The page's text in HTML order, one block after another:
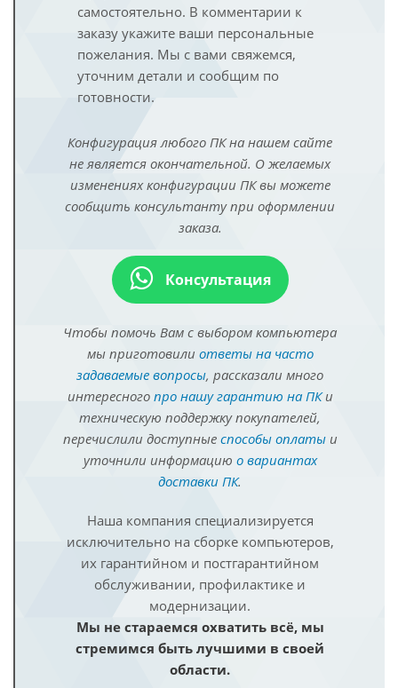
самостоятельно. В комментарии к
заказу укажите ваши персональные
пожелания. Мы с вами свяжемся,
уточним детали и сообщим по
готовности.
Конфигурация любого ПК на нашем сайте
не является окончательной. О желаемых
изменениях конфигурации ПК вы можете
сообщить консультанту при оформлении
заказа.
Консультация
Чтобы помочь Вам с выбором компьютера
мы приготовили ответы на часто
задаваемые вопросы, рассказали много
интересного про нашу гарантию на ПКи
техническую поддержку покупателей,
перечислили доступные способы оплатыи
уточнили информацию о вариантах
доставки ПК.
Наша компания специализируется
исключительно на сборке компьютеров,
их гарантийном и постгарантийном
обслуживании, профилактике и
модернизации.
Мы не стараемся охватить всё, мы
стремимся быть лучшими в своей
области.